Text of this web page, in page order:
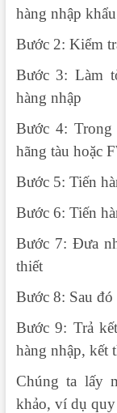
hàng nhập khẩu
Bước 2: Kiểm
Bước 3: Làm
hàng nhập
Bước 4:
hãng tàu hoặc
Bước 5: Tiến
Bước 6: Tiến
Bước 7: Đưa
thiết
Bước 8: Sau
Bước 9: Trả
hàng nhập, kết
Chúng ta lấy
khảo, ví dụ quy